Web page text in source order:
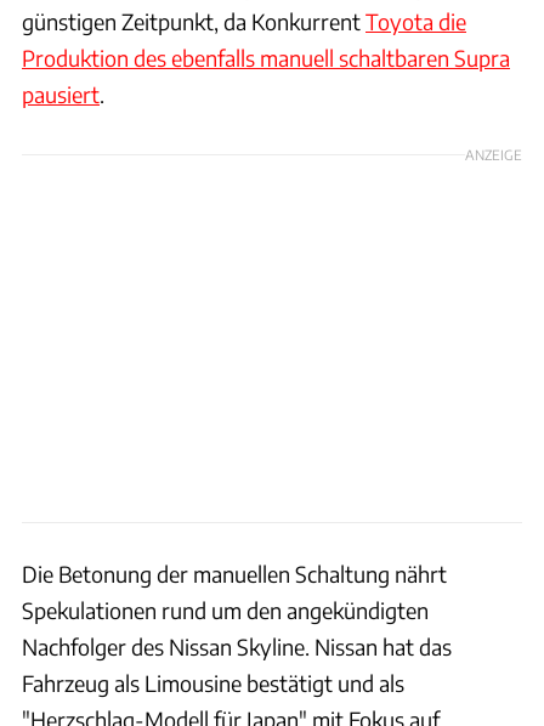
günstigen Zeitpunkt, da KonkurrentToyota die
Produktion des ebenfalls manuell schaltbaren Supra
pausiert.
ANZEIGE
Die Betonung der manuellen Schaltung nährt
Spekulationen rund um den angekündigten
Nachfolger des Nissan Skyline. Nissan hat das
Fahrzeug als Limousine bestätigt und als
"Herzschlag-Modell für Japan" mit Fokus auf